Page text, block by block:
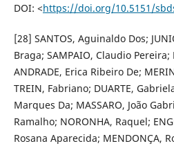
DOI: <https://doi.org/10.5151/
[28] SANTOS, Aguinaldo Dos;
Braga; SAMPAIO, Claudio Pereira;
ANDRADE, Erica Ribeiro De;
TREIN, Fabriano; DUARTE,
Marques Da; MASSARO, João
Ramalho; NORONHA, Raquel;
Rosana Aparecida; MENDONÇA,